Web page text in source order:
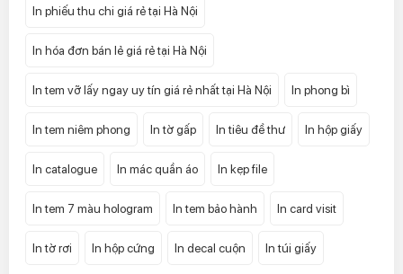
In phiếu thu chi giá rẻ tại Hà Nội
In hóa đơn bán lẻ giá rẻ tại Hà Nội
In tem vỡ lấy ngay uy tín giá rẻ nhất tại Hà Nội In phong bì
In tem niêm phong In tờ gấp In tiêu đề thư In hộp giấy
In catalogue In mác quần áo In kẹp file
In tem 7 màu hologram In tem bảo hành In card visit
In tờ rơi In hộp cứng In decal cuộn In túi giấy